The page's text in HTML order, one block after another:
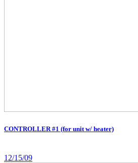
CONTROLLER #1 (for unit w/ heater)
12/15/09